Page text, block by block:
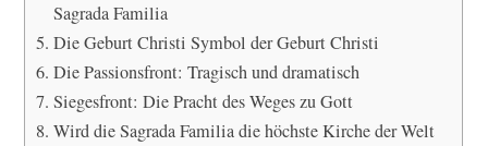
Sagrada Familia
Die Geburt Christi Symbol der Geburt Christi
Die Passionsfront: Tragisch und dramatisch
Siegesfront: Die Pracht des Weges zu Gott
Wird die Sagrada Familia die höchste Kirche der Welt